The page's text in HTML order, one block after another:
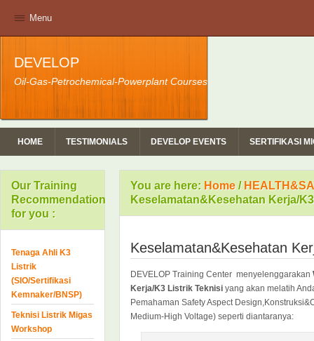
Menu
DEVELOP
Oil-Gas-Petrochemical-Powerplant Courses
HOME TESTIMONIALS DEVELOP EVENTS SERTIFIKASI
You are here: Home /
Keselamatan&Kesehatan Kerja/
Keselamatan&Kesehatan
DEVELOP Training Center menyelenggarakan
Kerja/K3 Listrik Teknisi yang akan melatih
Pemahaman Safety Aspect
Medium-High Voltage) seperti diantaranya:
Our Training
Recommendation
for you :
Tenaga Ahli K3
Listrik
(SIO/Sertifikasi
Kemnaker/BNSP)
Teknisi Listrik Migas
Workshop